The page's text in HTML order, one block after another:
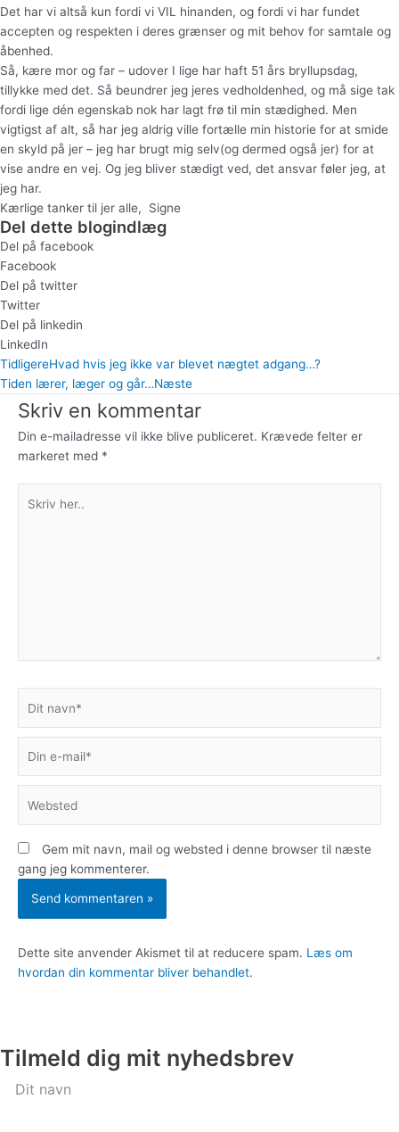
Det har vi altså kun fordi vi VIL hinanden, og fordi vi har fundet
accepten og respekten i deres grænser og mit behov for samtale og
åbenhed.
Så, kære mor og far – udover I lige har haft 51 års bryllupsdag,
tillykke med det. Så beundrer jeg jeres vedholdenhed, og må sige tak
fordi lige dén egenskab nok har lagt frø til min stædighed. Men
vigtigst af alt, så har jeg aldrig ville fortælle min historie for at smide
en skyld på jer – jeg har brugt mig selv(og dermed også jer) for at
vise andre en vej. Og jeg bliver stædigt ved, det ansvar føler jeg, at
jeg har.
Kærlige tanker til jer alle, Signe
Del dette blogindlæg
Del på facebook
Facebook
Del på twitter
Twitter
Del på linkedin
LinkedIn
TidligereHvad hvis jeg ikke var blevet nægtet adgang…?
Tiden lærer, læger og går…Næste
Skriv en kommentar
Din e-mailadresse vil ikke blive publiceret. Krævede felter er
markeret med *
her..
navn*
e-
mail*
Gem mit navn, mail og websted i denne browser til næste
gang jeg kommenterer.
Dette site anvender Akismet til at reducere spam. Læs om
hvordan din kommentar bliver behandlet.
Tilmeld dig mit nyhedsbrev